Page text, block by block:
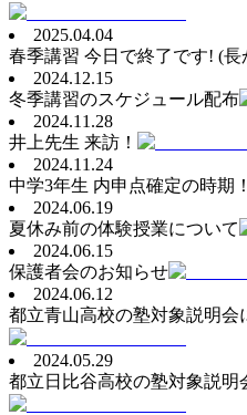
2025.04.04
春季講習 今日で終了です! (長
2024.12.15
冬季講習のスケジュール配布
2024.11.28
井上先生 来訪！
2024.11.24
中学3年生 内申点確定の時期！
2024.06.19
夏休み前の体験授業について
2024.06.15
保護者会のお知らせ
2024.06.12
都立青山高校の塾対象説明会
2024.05.29
都立日比谷高校の塾対象説明